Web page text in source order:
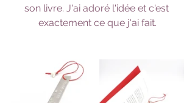
son livre. J'ai adoré l'idée et c'est
exactement ce que j'ai fait.